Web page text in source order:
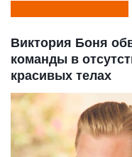
Виктория Боня
команды в
красивых телах